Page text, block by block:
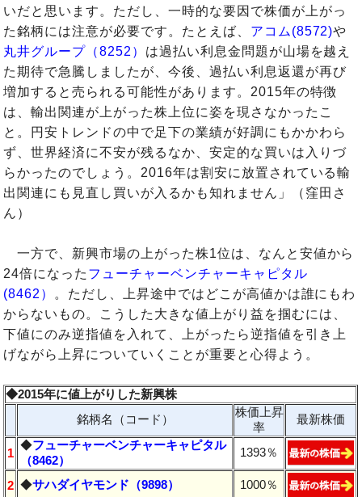
いだと思います。ただし、一時的な要因で株価が上がっ
た銘柄には注意が必要です。たとえば、 アコム(8572)や
丸井グループ（8252） は過払い利息金問題が山場を越え
た期待で急騰しましたが、今後、過払い利息返還が再び
増加すると売られる可能性があります。2015年の特徴
は、輸出関連が上がった株上位に姿を現さなかったこ
と。円安トレンドの中で足下の業績が好調にもかかわら
ず、世界経済に不安が残るなか、安定的な買いは入りづ
らかったのでしょう。2016年は割安に放置されている輸
出関連にも見直し買いが入るかも知れません」（窪田さ
ん）
一方で、新興市場の上がった株1位は、なんと安値から
24倍になった フューチャーベンチャーキャピタル
(8462）
。ただし、上昇途中ではどこが高値かは誰にもわ
からないもの。こうした大きな値上がり益を掴むには、
下値にのみ逆指値を入れて、上がったら逆指値を引き上
げながら上昇についていくことが重要と心得よう。
◆2015年に値上がりした新興株
銘柄名（コード）
株価上昇
率
最新株価
1
◆フューチャーベンチャーキャピタル
（8462）
1393％
2 ◆サハダイヤモンド（9898） 1000％